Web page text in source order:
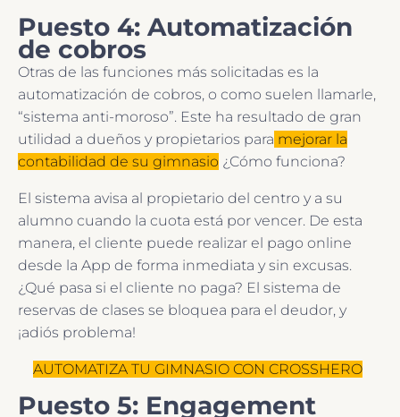
Puesto 4: Automatización
de cobros
Otras de las funciones más solicitadas es la
automatización de cobros, o como suelen llamarle,
“sistema anti-moroso”. Este ha resultado de gran
utilidad a dueños y propietarios para mejorar la
contabilidad de su gimnasio ¿Cómo funciona?
El sistema avisa al propietario del centro y a su
alumno cuando la cuota está por vencer. De esta
manera, el cliente puede realizar el pago online
desde la App de forma inmediata y sin excusas.
¿Qué pasa si el cliente no paga? El sistema de
reservas de clases se bloquea para el deudor, y
¡adiós problema!
AUTOMATIZA TU GIMNASIO CON CROSSHERO
Puesto 5: Engagement